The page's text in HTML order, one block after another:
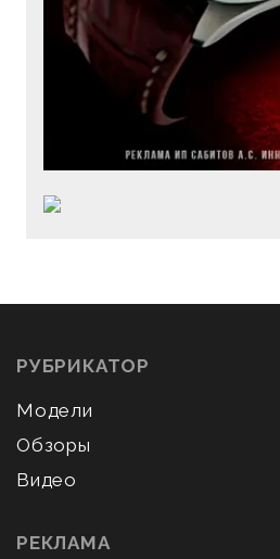
РУБРИКАТОР
Модели
Обзоры
Видео
РЕКЛАМА